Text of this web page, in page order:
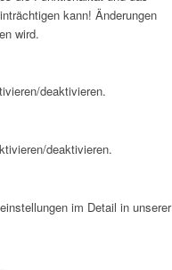
kann! Änderungen
wird.
deaktivieren.
deaktivieren.
im Detail in unserer